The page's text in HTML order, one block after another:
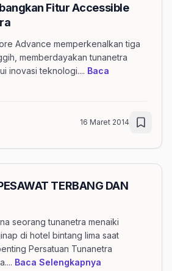
Fitur Accessible
Advance memperkenalkan tiga
memberdayakan tunanetra
inovasi teknologi.... Baca
16 Maret 2014
TERBANG DAN
seorang tunanetra menaiki
di hotel bintang lima saat
Persatuan Tunanetra
... Baca Selengkapnya